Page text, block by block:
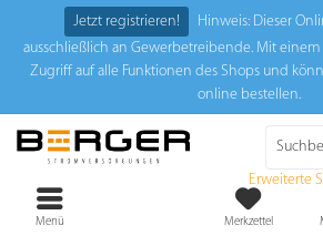
Jetzt registrieren!
Hinweis: Dieser
ausschließlich an Gewerbetreibende. Mit
Zugriff auf alle Funktionen des Shops und
online bestellen.
Erweiterte
Merkzettel
Menü